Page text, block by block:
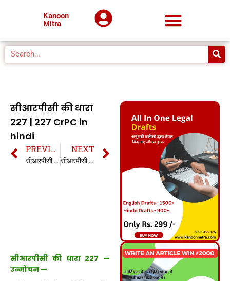
Kanoon
Mitra
सीआरपीसी की धारा
227 | 227 CrPC in
hindi
PREVIOUS
सीआरपीसी की धारा 226 | 226 CrPC in hindi
NEXT
सीआरपीसी की धारा 228 | 228 CrPC in hindi
सीआरपीसी की धारा 227 —
उन्मोचन —